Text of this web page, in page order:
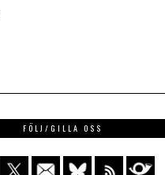
FÖLJ/GILLA OSS